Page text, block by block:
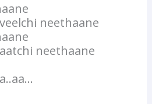
neethaane
neethaane